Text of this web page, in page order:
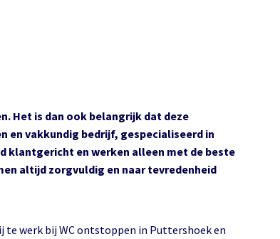
Het is dan ook belangrijk dat deze
en vakkundig bedrijf, gespecialiseerd in
klantgericht en werken alleen met de beste
altijd zorgvuldig en naar tevredenheid
te werk bij WC ontstoppen in Puttershoek en